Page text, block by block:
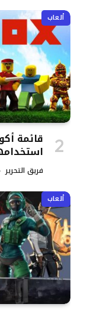
ألعاب
فريق التحرير
ألعاب